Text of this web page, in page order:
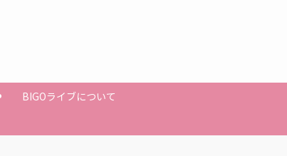
BIGOライブについて